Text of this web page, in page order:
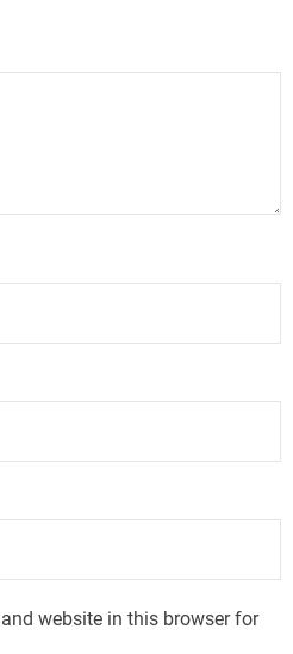
website in this browser for